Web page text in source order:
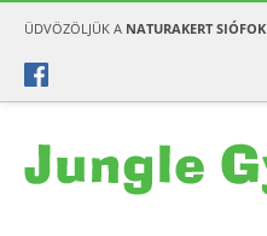
ÜDVÖZÖLJÜK A NATURAKERT SIÓFOK